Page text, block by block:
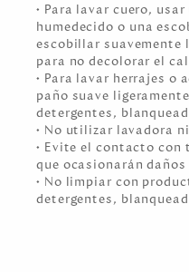
• Para lavar cuero,
humedecido o una
escobillar suavemente
para no decolorar el
• Para lavar herrajes o
paño suave
detergentes,
• No utilizar lavadora
• Evite el contacto
que ocasionarán
• No limpiar con
detergentes,